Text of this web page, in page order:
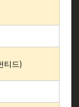
티드)